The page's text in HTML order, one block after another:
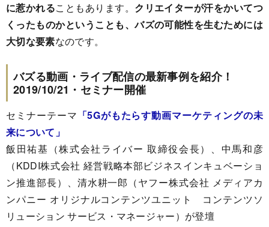
に惹かれることもあります。 クリエイターが汗をかいてつ
くったものかということも、バズの可能性を生むためには
大切な要素なのです。
バズる動画・ライブ配信の最新事例を紹介！
2019/10/21・セミナー開催
セミナーテーマ 「5Gがもたらす動画マーケティングの未
来について」
飯田祐基（株式会社ライバー 取締役会長）、中馬和彦
（KDDI株式会社 経営戦略本部ビジネスインキュベーショ
ン推進部長）、清水耕一郎（ヤフー株式会社 メディアカ
ンパニー オリジナルコンテンツユニット コンテンツソ
リューション サービス・マネージャー）が登壇